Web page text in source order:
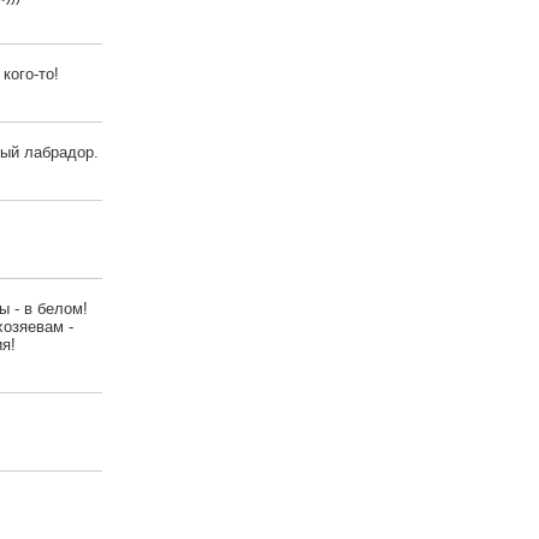
то!
лабрадор.
- в белом!
-